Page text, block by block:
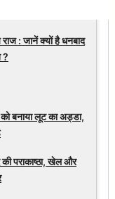
: जानें क्यों है धनबाद
?
बनाया लूट का अड्डा,
पराकाष्ठा, खेल और